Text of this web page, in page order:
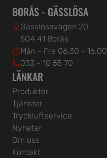
BORÅS - GÄSSLÖSA
Gässlösavägen 20,
504 41 Borås
Mån - Fre 06.30 - 16.00
033 - 10 55 70
LÄNKAR
Produkter
Tjänster
Tryckluftservice
Nyheter
Om oss
Kontakt